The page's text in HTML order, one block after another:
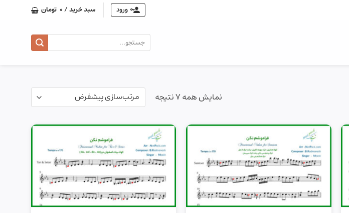
ورود سبد خرید /0 تومان
جستجو
برای:
نمایش همه 7 نتیجه